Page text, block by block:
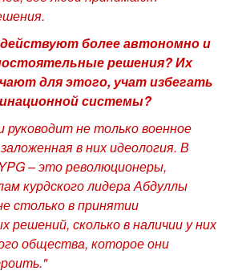
более автономно и
решения? Их
для этого, учат избегать
системы?
не только военное
в них идеология. В
– это революционеры,
курдского лидера Абдуллы
столько в принятии
решений, сколько в наличии у них
общества, которое они